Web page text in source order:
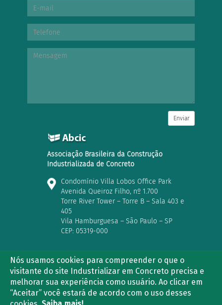
Nós usamos cookies para compreender o que o
visitante do site Industrializar em Concreto precisa e
melhorar sua experiência como usuário. Ao clicar em
“Aceitar” você estará de acordo com o uso desses
Enviar
Associação Brasileira da Construção
Industrializada de Concreto
Condomínio Villa Lobos Office Park
Avenida Queiroz Filho, nº 1.700
Torre River Tower – Torre B – Sala 403 e
405
Vila Hamburguesa – São Paulo – SP
CEP: 05319-000
(11) 3763-2839 | (11) 3021-5733